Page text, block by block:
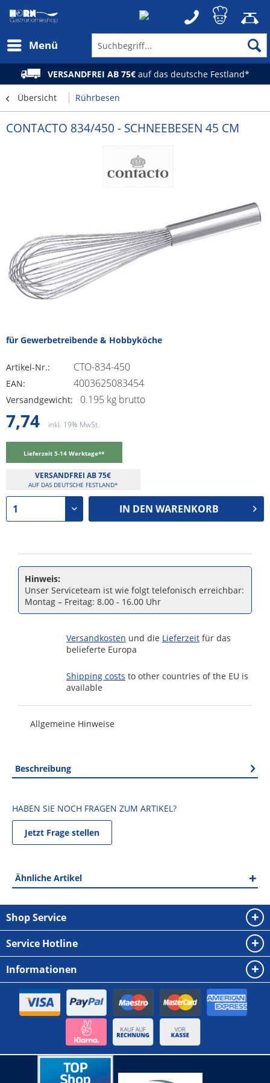
Menü
VERSANDFREI AB 75€ auf das deutsche Festland*
Übersicht Rührbesen
CONTACTO 834/450 - SCHNEEBESEN 45 CM
für Gewerbetreibende & Hobbyköche
Artikel-Nr.: CTO-834-450
EAN: 4003625083454
Versandgewicht: 0.195 kg brutto
7,74 inkl. 19% MwSt.
VERSANDFREI AB 75€
AUF DAS DEUTSCHE FESTLAND*
Lieferzeit 5-14 Werktage**
IN DEN WARENKORB
Hinweis:
Unser Serviceteam ist wie folgt telefonisch erreichbar:
Montag – Freitag: 8.00 - 16.00 Uhr
Versandkosten und die Lieferzeit für das
belieferte Europa
Shipping costs to other countries of the EU is
available
Allgemeine Hinweise
Beschreibung
HABEN SIE NOCH FRAGEN ZUM ARTIKEL?
Jetzt Frage stellen
Ähnliche Artikel
Shop Service
Service Hotline
Informationen